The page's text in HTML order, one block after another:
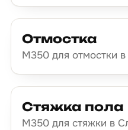
Отмостка
М350 для отмостки
Стяжка пола
М350 для стяжки в